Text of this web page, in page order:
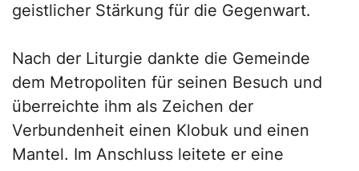
geistlicher Stärkung für die Gegenwart.
Nach der Liturgie dankte die Gemeinde
dem Metropoliten für seinen Besuch und
überreichte ihm als Zeichen der
Verbundenheit einen Klobuk und einen
Mantel. Im Anschluss leitete er eine